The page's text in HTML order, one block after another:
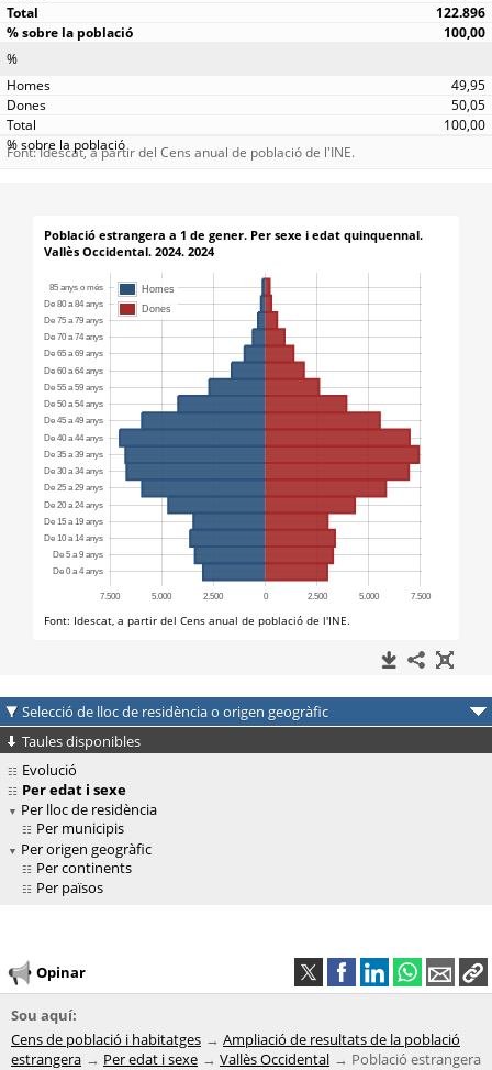
122.896
100,00
%
49,95
50,05
100,00
Font: Idescat, a partir del Cens anual de població de l'INE.
Selecció de lloc de residència o origen geogràfic
Taules disponibles
Evolució
Per edat i sexe
Per lloc de residència
Per municipis
Per origen geogràfic
Per continents
Per països
Opinar
Sou aquí:
Cens de població i habitatges
Ampliació de resultats de la població
estrangera
Per edat i sexe Vallès Occidental
Població estrangera